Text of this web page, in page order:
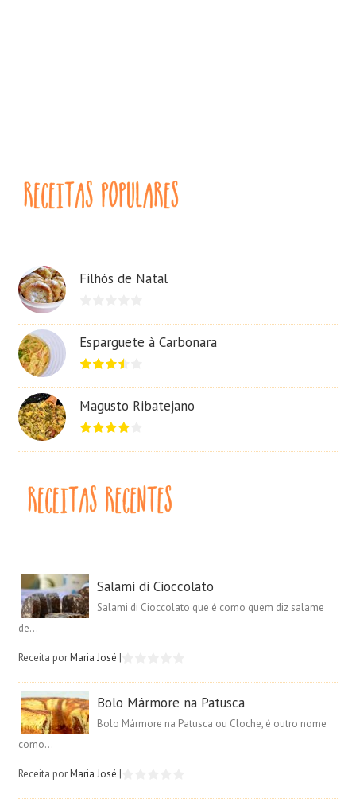
Filhós de Natal
Esparguete à Carbonara
Magusto Ribatejano
Salami di Cioccolato
Salami di Cioccolato que é como quem diz salame
de...
Receita porMaria José |
Bolo Mármore na Patusca
Bolo Mármore na Patusca ou Cloche, é outro nome
como...
Receita porMaria José |